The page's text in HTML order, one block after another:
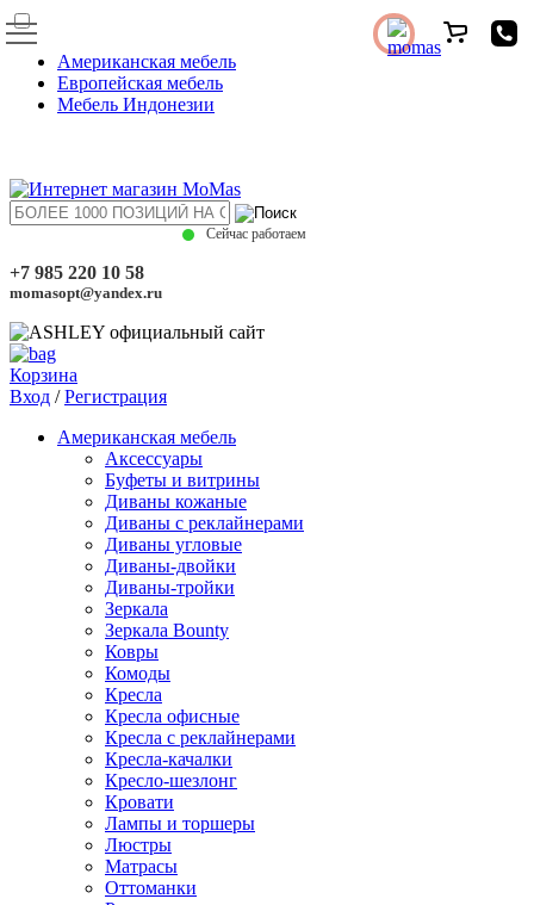
Американская мебель
Европейская мебель
Мебель Индонезии
Сейчас работаем
+7 985 220 10 58
momasopt@yandex.ru
Корзина
Вход /Регистрация
Американская мебель
Аксессуары
Буфеты и витрины
Диваны кожаные
Диваны с реклайнерами
Диваны угловые
Диваны-двойки
Диваны-тройки
Зеркала
Зеркала Bounty
Ковры
Комоды
Кресла
Кресла офисные
Кресла с реклайнерами
Кресла-качалки
Кресло-шезлонг
Кровати
Лампы и торшеры
Люстры
Матрасы
Оттоманки